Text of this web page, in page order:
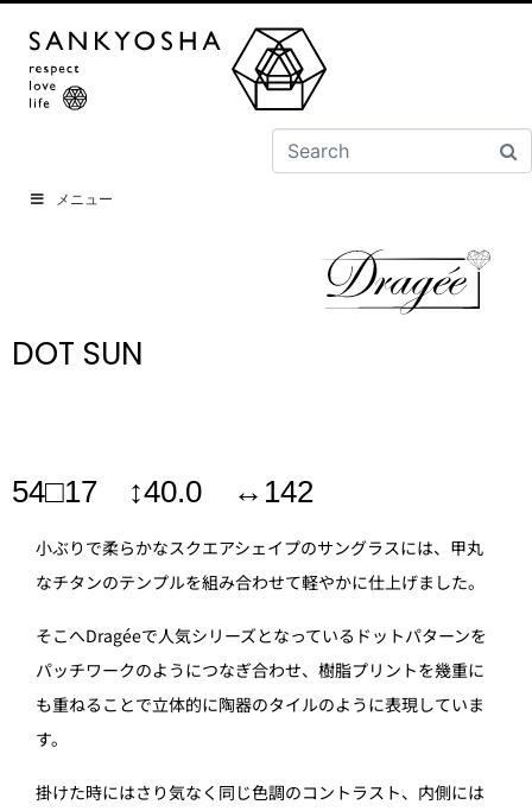
メニュー
DOT SUN
54□17 ↕40.0 ↔142
小ぶりで柔らかなスクエアシェイプのサングラスには、甲丸
なチタンのテンプルを組み合わせて軽やかに仕上げました。
そこへDragéeで人気シリーズとなっているドットパターンを
パッチワークのようにつなぎ合わせ、樹脂プリントを幾重に
も重ねることで立体的に陶器のタイルのように表現していま
す。
掛けた時にはさり気なく同じ色調のコントラスト、内側には